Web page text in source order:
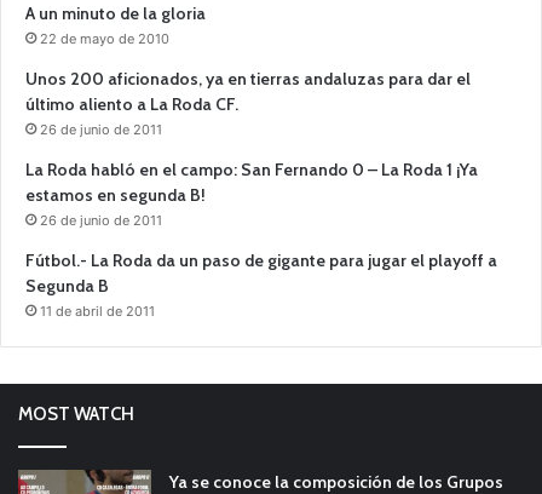
A un minuto de la gloria
22 de mayo de 2010
Unos 200 aficionados, ya en tierras andaluzas para dar el
último aliento a La Roda CF.
26 de junio de 2011
La Roda habló en el campo: San Fernando 0 – La Roda 1 ¡Ya
estamos en segunda B!
26 de junio de 2011
Fútbol.- La Roda da un paso de gigante para jugar el playoff a
Segunda B
11 de abril de 2011
MOST WATCH
Ya se conoce la composición de los Grupos